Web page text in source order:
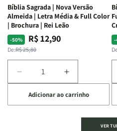
Bíblia Sagrada | Nova Versão
Almeida | Letra Média & Full Color
| Brochura | Rei Leão
-50%
Preço
normal
De:R$ 25,80
Preço
promocional
R$ 12,90
Diminuir
a
quantidade
de
Aumentar
a
quantidade
de
Bíblia
Adicionar ao carrinho
-
VER